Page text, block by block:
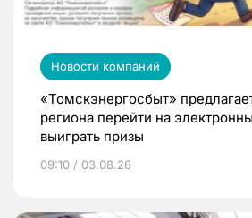
Новости компаний
«Томскэнергосбыт»
региона перейти на
выиграть призы
09:10 / 03.08.26